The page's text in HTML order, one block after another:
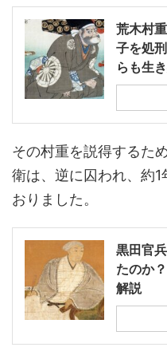
荒木村
子を処
らも生
その村重を説得するた
衛は、逆に囚われ、約
おりました。
黒田官
たのか
解説